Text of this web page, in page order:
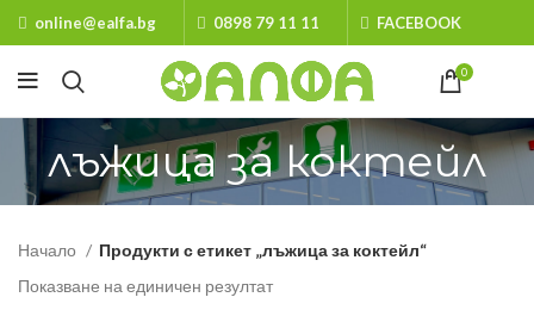
online@ealfa.bg 0898 79 11 11 FACEBOOK
0
лъжица за коктейл
Начало
Продукти с етикет „лъжица за коктейл“
Показване на единичен резултат